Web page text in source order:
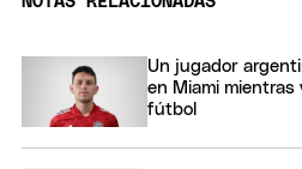
Un jugador
en Miami
fútbol